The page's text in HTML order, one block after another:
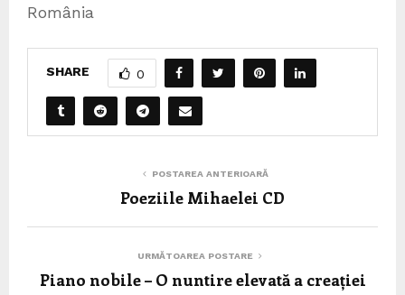
România
SHARE 0
POSTAREA ANTERIOARĂ
Poeziile Mihaelei CD
URMĂTOAREA POSTARE
Piano nobile – O nuntire elevată a creației